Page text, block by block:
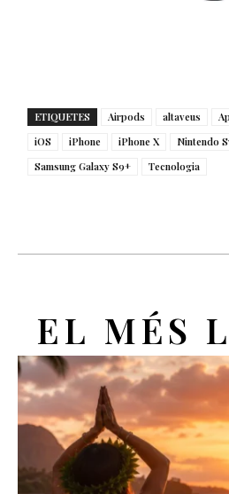
ETIQUETES Airpods altaveus
iOS
iPhone iPhone X Nintendo
Samsung Galaxy S9+
Tecnologia
EL MÉS